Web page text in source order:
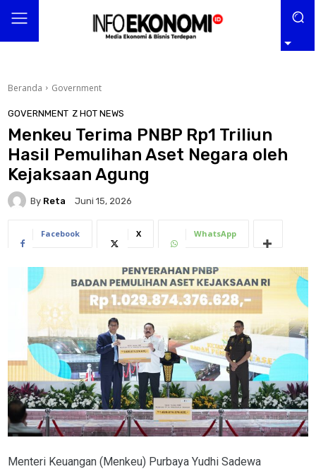
Beranda Government
GOVERNMENT Z HOT NEWS
Menkeu Terima PNBP Rp1 Triliun
Hasil Pemulihan Aset Negara oleh
Kejaksaan Agung
By Reta Juni 15, 2026
Facebook X WhatsApp
Menteri Keuangan (Menkeu) Purbaya Yudhi Sadewa